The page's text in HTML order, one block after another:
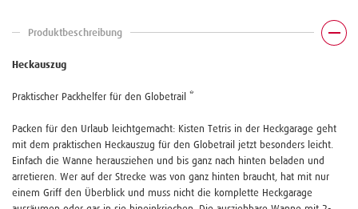
Produktbeschreibung
Heckauszug
Praktischer Packhelfer für den Globetrail *
Packen für den Urlaub leichtgemacht: Kisten Tetris in der Heckgarage geht
mit dem praktischen Heckauszug für den Globetrail jetzt besonders leicht.
Einfach die Wanne herausziehen und bis ganz nach hinten beladen und
arretieren. Wer auf der Strecke was von ganz hinten braucht, hat mit nur
einem Griff den Überblick und muss nicht die komplette Heckgarage